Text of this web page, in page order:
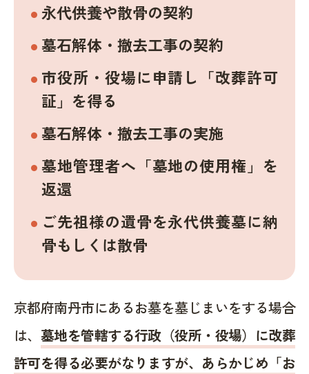
永代供養や散骨の契約
墓石解体・撤去工事の契約
市役所・役場に申請し「改葬許可
証」を得る
墓石解体・撤去工事の実施
墓地管理者へ「墓地の使用権」を
返還
ご先祖様の遺骨を永代供養墓に納
骨もしくは散骨
京都府南丹市にあるお墓を墓じまいをする場合
は、 墓地を管轄する行政（役所・役場）に改葬
許可を得る必要がなりますが、あらかじめ「お